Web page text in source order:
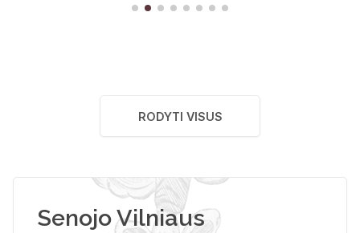
RODYTI VISUS
Senojo Vilniaus